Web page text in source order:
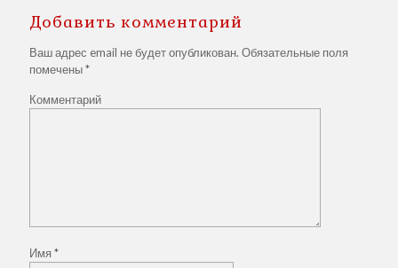
Добавить комментарий
Ваш адрес email не будет опубликован. Обязательные поля
помечены*
Комментарий
Имя *